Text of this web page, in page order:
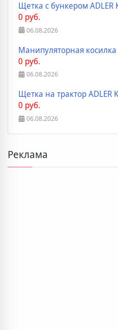
Щетка с бункером ADLER
0 руб.
06.08.2026
Манипуляторная
0 руб.
06.08.2026
Щетка на трактор ADLER
0 руб.
06.08.2026
Реклама